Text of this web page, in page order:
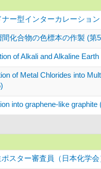
ー型インターカレーショ
化合物の色標本の作製 (第
of Alkali and Alkaline
of Metal Chlorides into
into graphene-like graphite
スター審査員（日本化学会